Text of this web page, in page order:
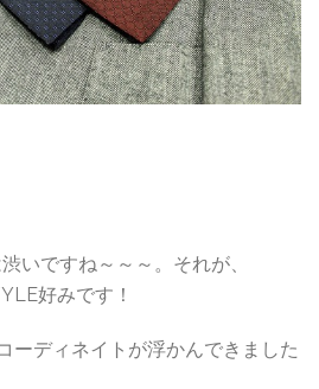
いですね～～～。それが、
好みです！
ーディネイトが浮かんできました